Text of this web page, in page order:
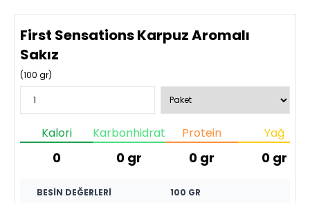
First Sensations Karpuz Aromalı
Sakız
(100 gr)
Kalori
0
Karbonhidrat
0 gr
Protein
0 gr
Yağ
0 gr
BESIN DEĞERLERI 100 GR